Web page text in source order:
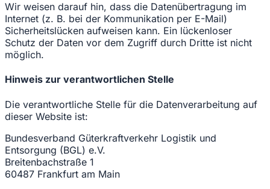
Wir weisen darauf hin, dass die Datenübertragung im
Internet (z. B. bei der Kommunikation per E-Mail)
Sicherheitslücken aufweisen kann. Ein lückenloser
Schutz der Daten vor dem Zugriff durch Dritte ist nicht
möglich.
Hinweis zur verantwortlichen Stelle
Die verantwortliche Stelle für die Datenverarbeitung auf
dieser Website ist:
Bundesverband Güterkraftverkehr Logistik und
Entsorgung (BGL) e.V.
Breitenbachstraße 1
60487 Frankfurt am Main